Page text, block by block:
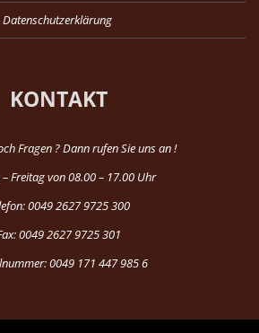
Datenschutzerklärung
KONTAKT
Fragen ? Dann rufen Sie uns an !
Freitag von 08.00 – 17.00 Uhr
0049 2627 9725 300
0049 2627 9725 301
0049 171 447 985 6